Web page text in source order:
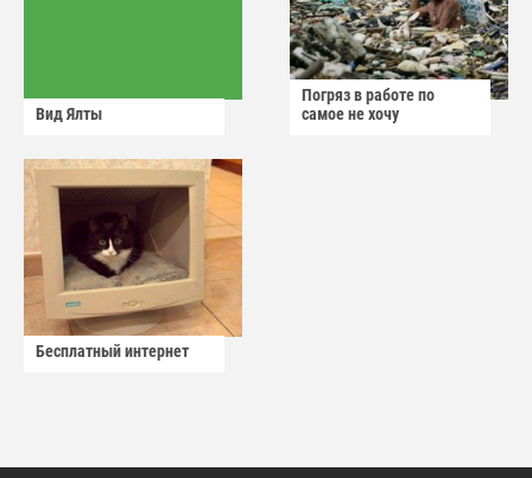
Вид Ялты
Погряз в работе по
самое не хочу
Бесплатный интернет